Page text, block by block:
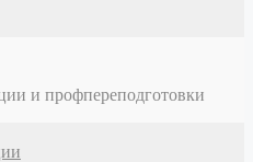
и профпереподготовки